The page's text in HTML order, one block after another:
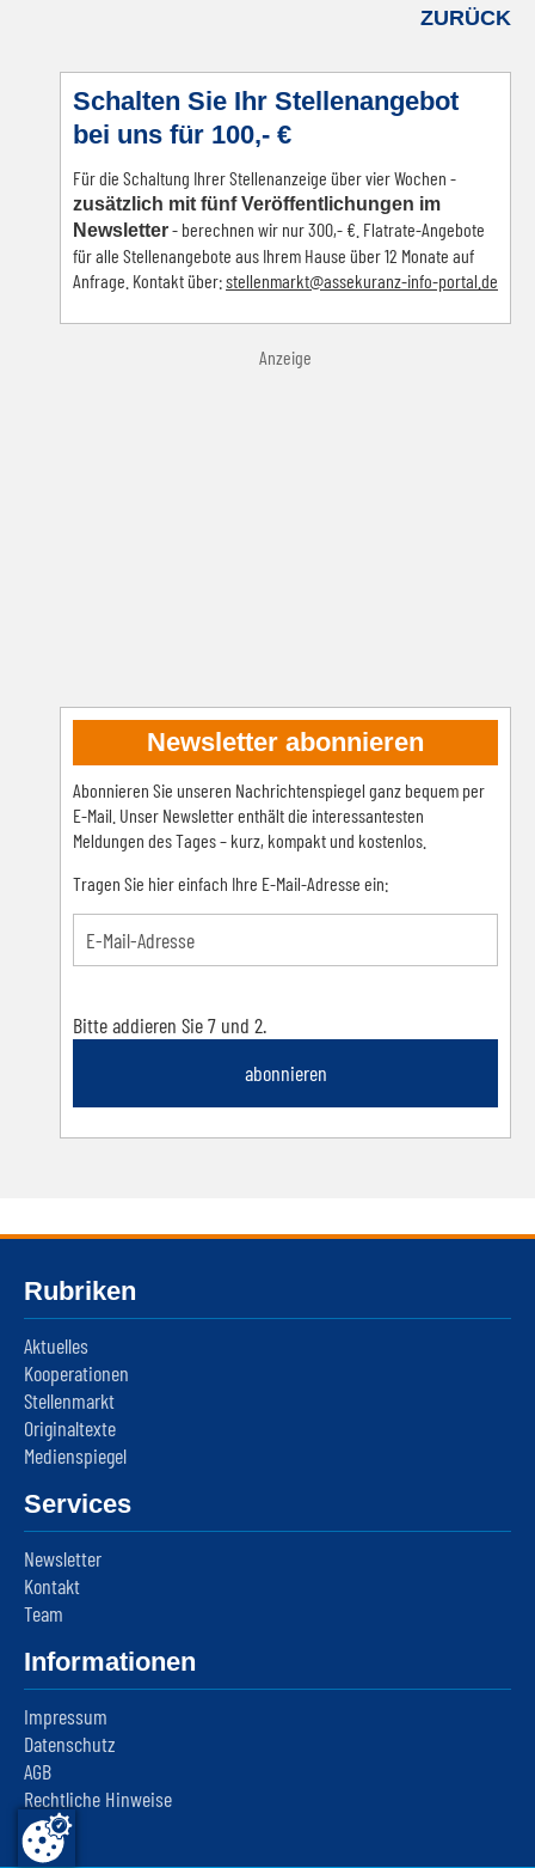
ZURÜCK
Schalten Sie Ihr Stellenangebot
bei uns für 100,- €
Für die Schaltung Ihrer Stellenanzeige über vier Wochen -
zusätzlich mit fünf Veröffentlichungen im
Newsletter- berechnen wir nur 300,- €. Flatrate-Angebote
für alle Stellenangebote aus Ihrem Hause über 12 Monate auf
Anfrage. Kontakt über:stellenmarkt@assekuranz-info-portal.de
Anzeige
Newsletter abonnieren
Abonnieren Sie unseren Nachrichtenspiegel ganz bequem per
E-Mail. Unser Newsletter enthält die interessantesten
Meldungen des Tages – kurz, kompakt und kostenlos.
Tragen Sie hier einfach Ihre E-Mail-Adresse ein:
Bitte addieren Sie 7 und 2.
abonnieren
Rubriken
Aktuelles
Kooperationen
Stellenmarkt
Originaltexte
Medienspiegel
Services
Newsletter
Kontakt
Team
Informationen
Impressum
Datenschutz
AGB
Rechtliche Hinweise